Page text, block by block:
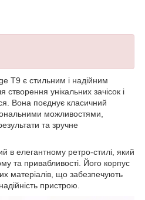
T9 є стильним і надійним
унікальних зачісок і
Вона поєднує класичний
можливостями,
та зручне
в елегантному ретро-стилі, який
та привабливості. Його корпус
матеріалів, що забезпечують
пристрою.